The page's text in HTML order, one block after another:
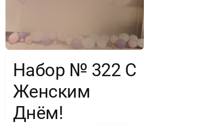
Набор № 322 С
Женским
Днём!